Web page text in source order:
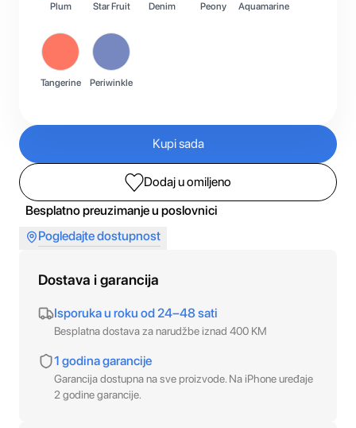
Plum Star Fruit Denim Peony Aquamarine
Tangerine Periwinkle
Kupi sada
Dodaj u omiljeno
Besplatno preuzimanje u poslovnici
Pogledajte dostupnost
Dostava i garancija
Isporuka u roku od 24–48 sati
Besplatna dostava za narudžbe iznad 400 KM
1 godina garancije
Garancija dostupna na sve proizvode. Na iPhone uređaje
2 godine garancije.